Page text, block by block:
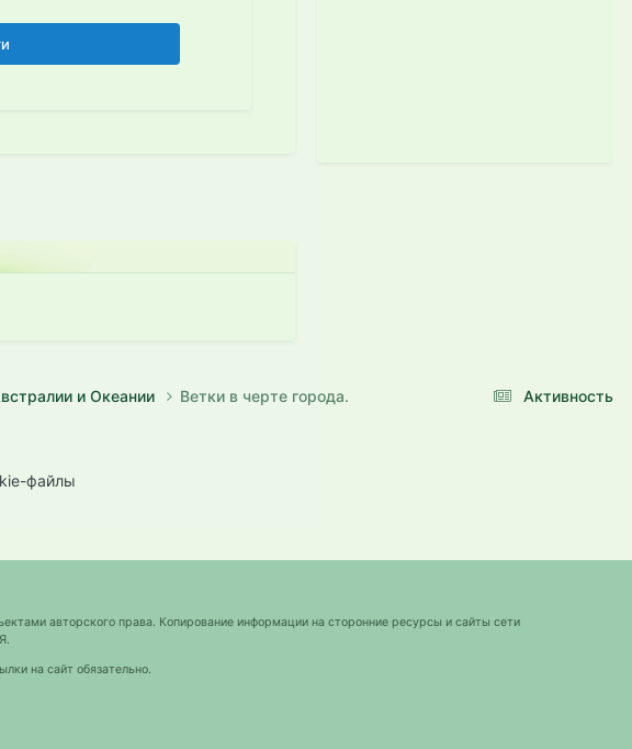
Активность
и Океании Ветки в черте города.
файлы
авторского права. Копирование информации на сторонние ресурсы и сайты сети
на сайт обязательно.